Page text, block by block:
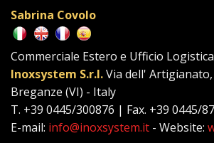
Sabrina Covolo
Commerciale Estero e Ufficio Logistica
Inoxsystem S.r.l.Via dell' Artigianato,
Breganze (VI) - Italy
T. +39 0445/300876 | Fax. +39 0445/
E-mail: info@inoxsystem.it - Website: